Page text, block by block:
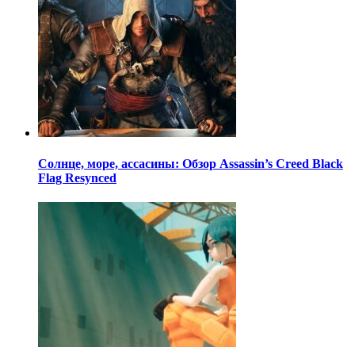
Солнце, море, ассасины: Обзор Assassin’s Creed Black
Flag Resynced